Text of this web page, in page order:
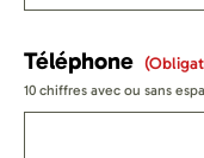
Téléphone
10 chiffres avec ou sans